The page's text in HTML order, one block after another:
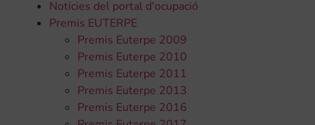
Noticies del portal d'ocupació
Premis EUTERPE
Premis Euterpe 2009
Premis Euterpe 2010
Premis Euterpe 2011
Premis Euterpe 2013
Premis Euterpe 2016